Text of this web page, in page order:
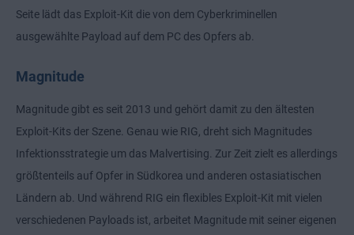
Seite lädt das Exploit-Kit die von dem Cyberkriminellen
ausgewählte Payload auf dem PC des Opfers ab.
Magnitude
Magnitude gibt es seit 2013 und gehört damit zu den ältesten
Exploit-Kits der Szene. Genau wie RIG, dreht sich Magnitudes
Infektionsstrategie um das Malvertising. Zur Zeit zielt es allerdings
größtenteils auf Opfer in Südkorea und anderen ostasiatischen
Ländern ab. Und während RIG ein flexibles Exploit-Kit mit vielen
verschiedenen Payloads ist, arbeitet Magnitude mit seiner eigenen